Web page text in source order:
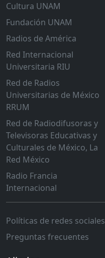
Cultura UNAM
Fundación UNAM
Radios de América
Red Internacional
Universitaria RIU
Red de Radios
Universitarias de México
RRUM
Red de Radiodifusoras y
Televisoras Educativas y
Culturales de México, La
Red México
Radio Francia
Internacional
Políticas de redes sociales
Preguntas frecuentes